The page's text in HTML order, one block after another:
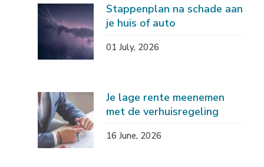
Stappenplan na schade aan
je huis of auto
01 July, 2026
Je lage rente meenemen
met de verhuisregeling
16 June, 2026